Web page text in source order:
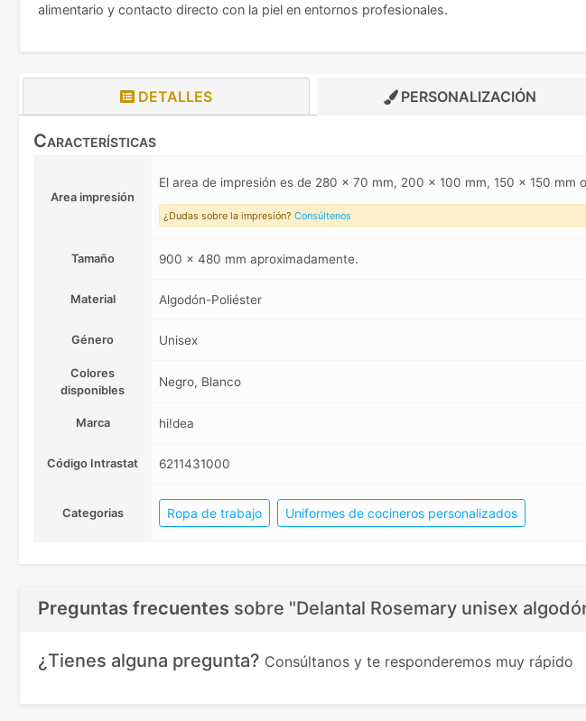
alimentario y contacto directo con la piel en entornos profesionales.
DETALLES PERSONALIZACIÓN
Características
Area impresión
El area de impresión es de 280 x 70 mm, 200 x 100 mm, 150 x 150 mm
¿Dudas sobre la impresión? Consúltenos
Tamaño 900 x 480 mm aproximadamente.
Material Algodón-Poliéster
Género Unisex
Colores
disponibles
Negro, Blanco
Marca hi!dea
Código Intrastat 6211431000
Categorias Ropa de trabajo Uniformes de cocineros personalizados
Preguntas frecuentes sobre "Delantal Rosemary unisex
¿Tienes alguna pregunta? Consúltanos y te responderemos muy rápido